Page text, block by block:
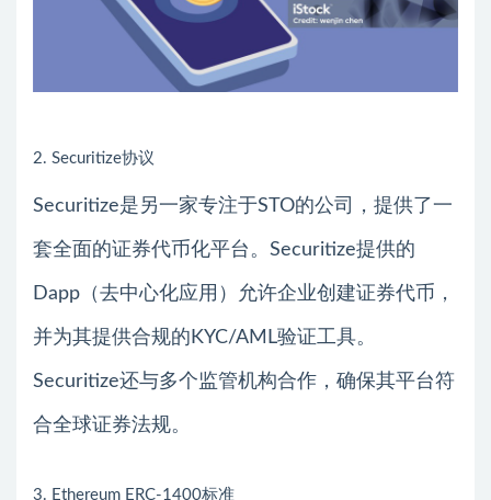
2. Securitize协议
Securitize是另一家专注于STO的公司，提供了一
套全面的证券代币化平台。Securitize提供的
Dapp（去中心化应用）允许企业创建证券代币，
并为其提供合规的KYC/AML验证工具。
Securitize还与多个监管机构合作，确保其平台符
合全球证券法规。
3. Ethereum ERC-1400标准